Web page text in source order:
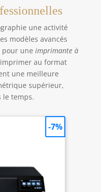
Avec cet appareil,
sur la bordure la
l'application
de n'importe
! Elle offre des
des filtres, des
encore !
une activité
modèles avancés
une imprimante à
au format
une meilleure
supérieur,
le temps.
-7%